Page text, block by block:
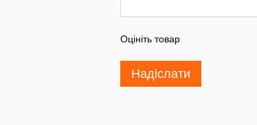
Оцініть товар
Надіслати